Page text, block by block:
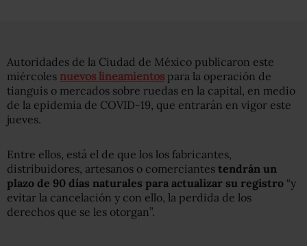
Autoridades de la Ciudad de México publicaron este
miércoles nuevos lineamientos para la operación de
tianguis o mercados sobre ruedas en la capital, en medio
de la epidemia de COVID-19, que entrarán en vigor este
jueves.
Entre ellos, está el de que los los fabricantes,
distribuidores, artesanos o comerciantes tendrán un
plazo de 90 días naturales para actualizar su registro “y
evitar la cancelación y con ello, la perdida de los
derechos que se les otorgan”.